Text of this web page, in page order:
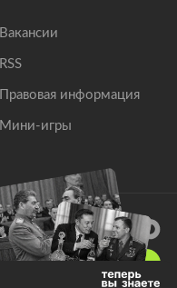
Вакансии
RSS
Правовая информация
Мини-игры